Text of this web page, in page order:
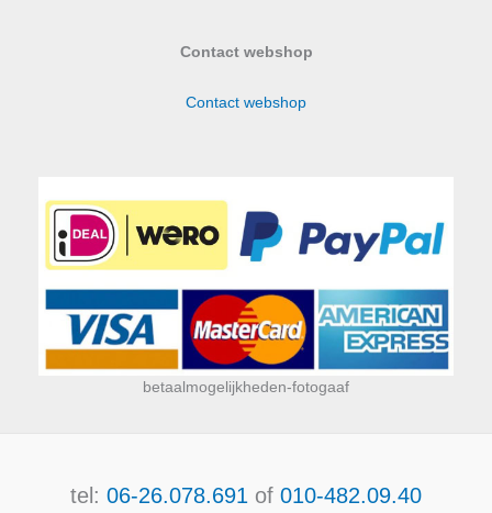
Contact webshop
Contact webshop
betaalmogelijkheden-fotogaaf
tel: 06-26.078.691 of 010-482.09.40